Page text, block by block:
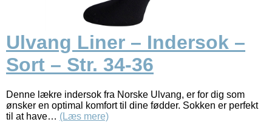
Ulvang Liner – Indersok –
Sort – Str. 34-36
Denne lækre indersok fra Norske Ulvang, er for dig som
ønsker en optimal komfort til dine fødder. Sokken er perfekt
til at have… (Læs mere)